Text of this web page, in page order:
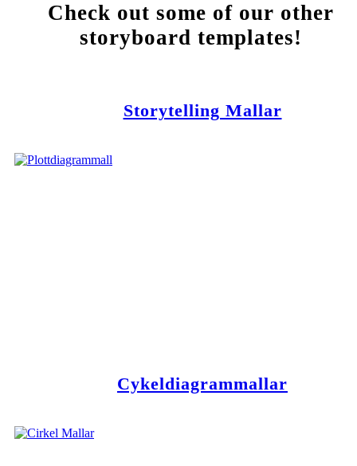
Check out some of our other
storyboard templates!
Storytelling Mallar
Cykeldiagrammallar